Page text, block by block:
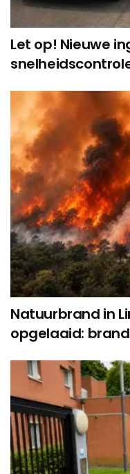
Let op! Nieuwe
Natuurbrand in
opgelaaid: